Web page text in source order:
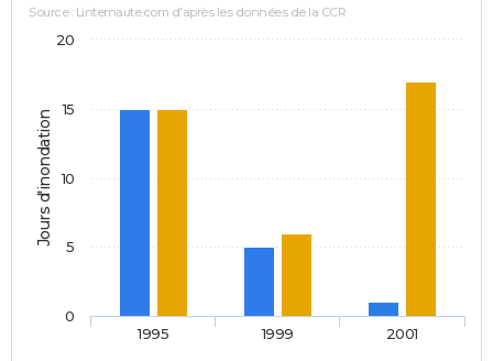
Jours d'inondation
Source : Linternaute.com d'après les données de la CCR
1995 1999 2001
0
5
10
15
20